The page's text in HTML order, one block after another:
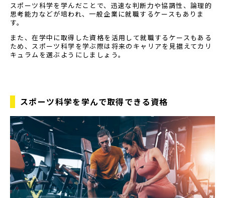
スポーツ科学を学んだことで、迅速な判断力や協調性、論理的
思考能力などが培われ、一般企業に就職するケースもありま
す。
また、在学中に取得した資格を活用して就職するケースもある
ため、スポーツ科学を学ぶ際は将来のキャリアを見据えてカリ
キュラムを選ぶようにしましょう。
スポーツ科学を学んで取得できる資格